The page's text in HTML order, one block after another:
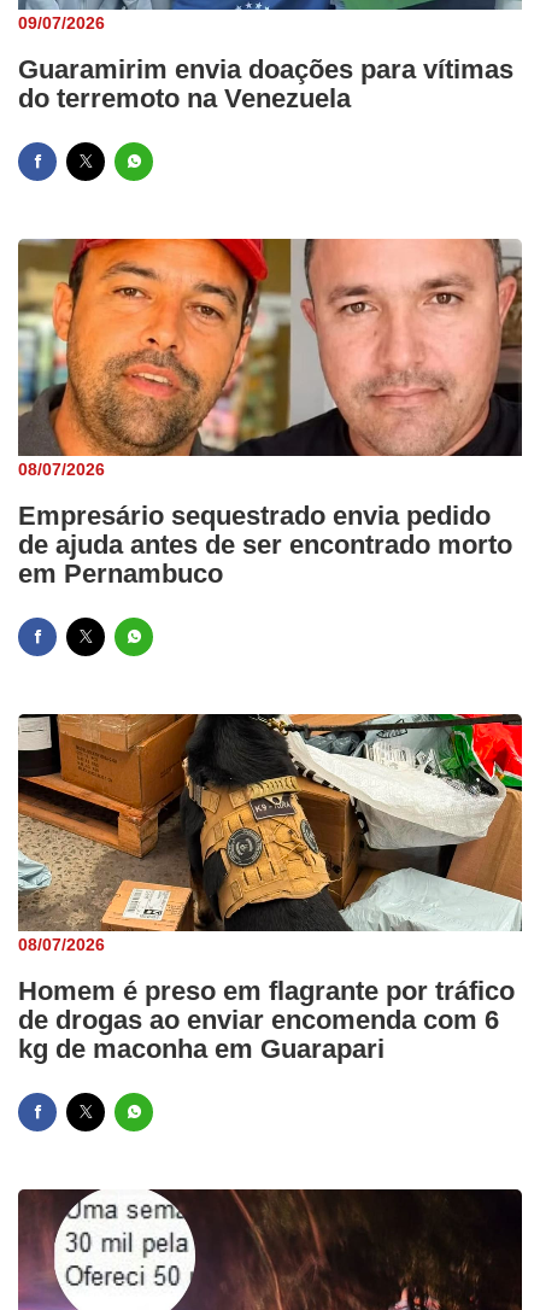
09/07/2026
Guaramirim envia doações para vítimas
do terremoto na Venezuela
08/07/2026
Empresário sequestrado envia pedido
de ajuda antes de ser encontrado morto
em Pernambuco
08/07/2026
Homem é preso em flagrante por tráfico
de drogas ao enviar encomenda com 6
kg de maconha em Guarapari